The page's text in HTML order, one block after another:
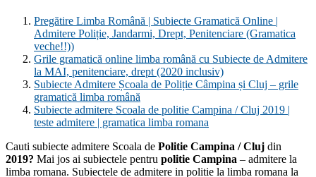
Pregătire Limba Română | Subiecte Gramatică Online |
Admitere Poliție, Jandarmi, Drept, Penitenciare (Gramatica
veche!!))
Grile gramatică online limba română cu Subiecte de Admitere
la MAI, penitenciare, drept (2020 inclusiv)
Subiecte Admitere Școala de Poliție Câmpina și Cluj – grile
gramatică limba română
Subiecte admitere Scoala de politie Campina / Cluj 2019 |
teste admitere | gramatica limba romana
Cauti subiecte admitere Scoala de Politie Campina / Cluj din
2019? Mai jos ai subiectele pentru politie Campina – admitere la
limba romana. Subiectele de admitere in politie la limba romana la